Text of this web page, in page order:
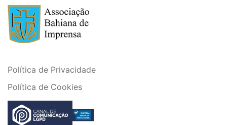
Política de Privacidade
Política de Cookies